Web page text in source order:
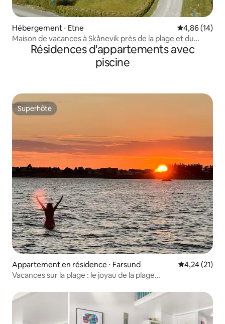
Hébergement ⋅ Etne Évaluation
4,86 (14)
Maison de vacances à Skånevik près de la plage et du
centre ville
Résidences d'appartements avec
piscine
Superhôte
Superhôte
Appartement en résidence ⋅ Farsund Évaluation
4,24 (21)
Vacances sur la plage : le joyau de la plage